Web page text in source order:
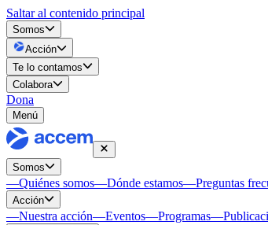
Saltar al contenido principal
Somos
Acción
Te lo contamos
Colabora
Dona
Menú
Somos
—Quiénes somos—Dónde estamos—Preguntas
Acción
—Nuestra acción—Eventos—Programas—